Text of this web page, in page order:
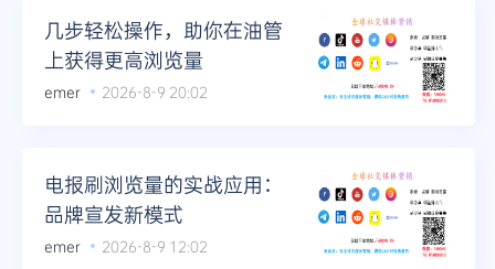
几步轻松操作，助你在油管
上获得更高浏览量
emer 2026-8-9 20:02
电报刷浏览量的实战应用：
品牌宣发新模式
emer 2026-8-9 12:02